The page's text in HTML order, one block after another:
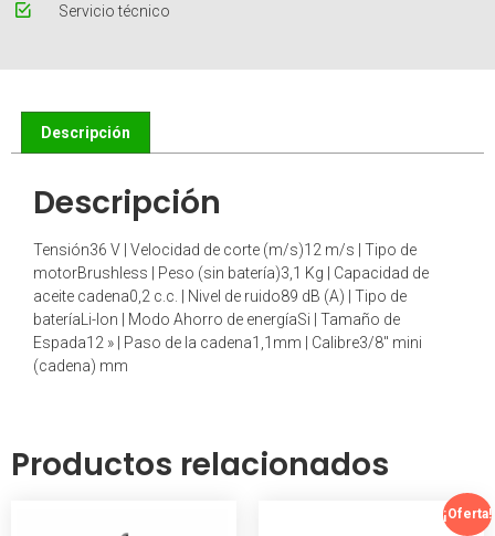
Servicio técnico
Descripción
Descripción
Tensión36 V | Velocidad de corte (m/s)12 m/s | Tipo de
motorBrushless | Peso (sin batería)3,1 Kg | Capacidad de
aceite cadena0,2 c.c. | Nivel de ruido89 dB (A) | Tipo de
bateríaLi-Ion | Modo Ahorro de energíaSi | Tamaño de
Espada12 » | Paso de la cadena1,1mm | Calibre3/8″ mini
(cadena) mm
Productos relacionados
¡Oferta!